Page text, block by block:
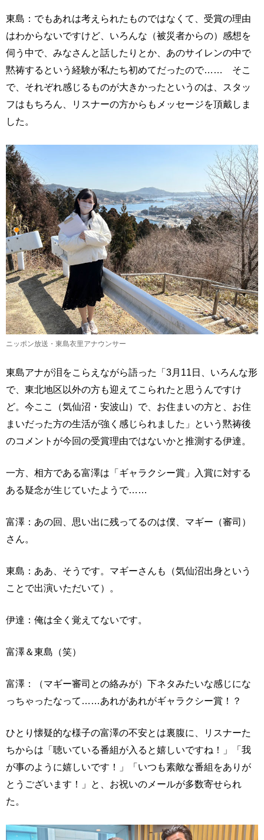
東島：でもあれは考えられたものではなくて、受賞の理由
はわからないですけど、いろんな（被災者からの）感想を
伺う中で、みなさんと話したりとか、あのサイレンの中で
黙祷するという経験が私たち初めてだったので…… そこ
で、それぞれ感じるものが大きかったというのは、スタッ
フはもちろん、リスナーの方からもメッセージを頂戴しま
した。
ニッポン放送・東島衣里アナウンサー
東島アナが泪をこらえながら語った「3月11日、いろんな形
で、東北地区以外の方も迎えてこられたと思うんですけ
ど。今ここ（気仙沼・安波山）で、お住まいの方と、お住
まいだった方の生活が強く感じられました」という黙祷後
のコメントが今回の受賞理由ではないかと推測する伊達。
一方、相方である富澤は「ギャラクシー賞」入賞に対する
ある疑念が生じていたようで……
富澤：あの回、思い出に残ってるのは僕、マギー（審司）
さん。
東島：ああ、そうです。マギーさんも（気仙沼出身という
ことで出演いただいて）。
伊達：俺は全く覚えてないです。
富澤＆東島（笑）
富澤：（マギー審司との絡みが）下ネタみたいな感じにな
っちゃったなって……あれがあれがギャラクシー賞！？
ひとり懐疑的な様子の富澤の不安とは裏腹に、リスナーた
ちからは「聴いている番組が入ると嬉しいですね！」「我
が事のように嬉しいです！」「いつも素敵な番組をありが
とうございます！」と、お祝いのメールが多数寄せられ
た。